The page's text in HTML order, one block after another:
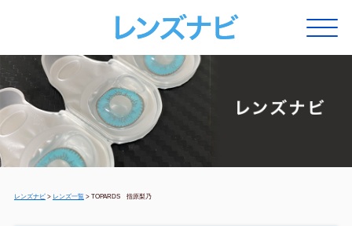
レンズナビ> レンズ一覧> TOPARDS 指原梨乃